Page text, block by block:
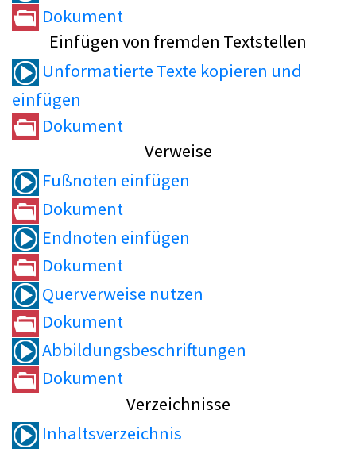
Dokument
Einfügen von fremden Textstellen
Unformatierte Texte kopieren und
einfügen
Dokument
Verweise
Fußnoten einfügen
Dokument
Endnoten einfügen
Dokument
Querverweise nutzen
Dokument
Abbildungsbeschriftungen
Dokument
Verzeichnisse
Inhaltsverzeichnis